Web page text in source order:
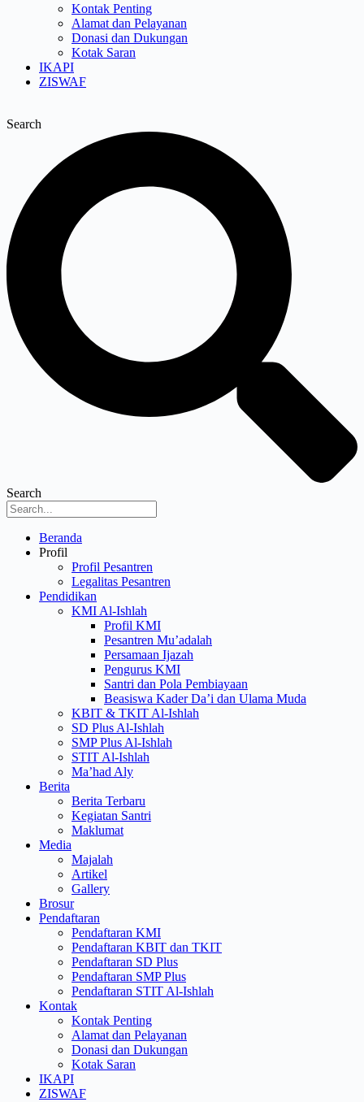
Kontak Penting
Alamat dan Pelayanan
Donasi dan Dukungan
Kotak Saran
IKAPI
ZISWAF
Search
Search
Menu
Beranda
Profil
Profil Pesantren
Legalitas Pesantren
Pendidikan
KMI Al-Ishlah
Profil KMI
Pesantren Mu’adalah
Persamaan Ijazah
Pengurus KMI
Santri dan Pola Pembiayaan
Beasiswa Kader Da’i dan Ulama Muda
KBIT & TKIT Al-Ishlah
SD Plus Al-Ishlah
SMP Plus Al-Ishlah
STIT Al-Ishlah
Ma’had Aly
Berita
Berita Terbaru
Kegiatan Santri
Maklumat
Media
Majalah
Artikel
Gallery
Brosur
Pendaftaran
Pendaftaran KMI
Pendaftaran KBIT dan TKIT
Pendaftaran SD Plus
Pendaftaran SMP Plus
Pendaftaran STIT Al-Ishlah
Kontak
Kontak Penting
Alamat dan Pelayanan
Donasi dan Dukungan
Kotak Saran
IKAPI
ZISWAF